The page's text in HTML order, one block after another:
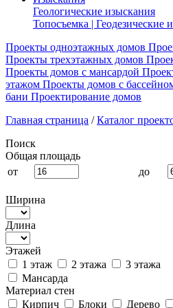
Геологические изыскания
Топосъемка | Геодезические
Проекты одноэтажных домов
Проекты трехэтажных домов
Проекты домов с мансардой
этажом Проекты домов с
бани Проектирование домов
Главная страница / Каталог
Поиск
Общая площадь
от
до
Ширина
Длина
Этажей
1 этаж
2 этажа
3 этажа
Мансарда
Материал стен
Кирпич
Блоки Дерево